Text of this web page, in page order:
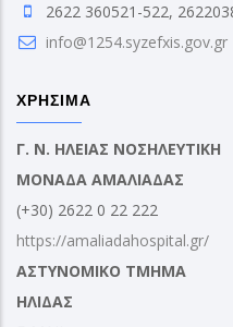
2622 360521-522,
info@1254.syzefxis.gov.gr
ΧΡΗΣΙΜΑ
Γ. Ν. ΗΛΕΙΑΣ ΝΟΣΗΛΕΥΤΙΚΗ
ΜΟΝΑΔΑ ΑΜΑΛΙΑΔΑΣ
(+30) 2622 0 22 222
https://amaliadahospital.gr/
ΑΣΤΥΝΟΜΙΚΟ ΤΜΗΜΑ
ΗΛΙΔΑΣ